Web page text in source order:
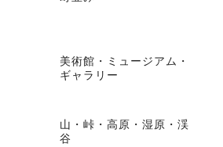
美術館・ミュージアム・
ギャラリー
山・峠・高原・湿原・渓
谷